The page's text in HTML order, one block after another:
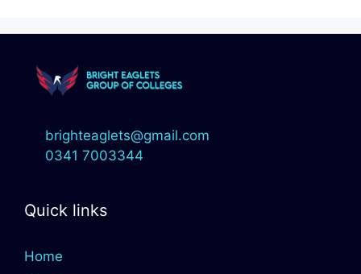
brighteaglets@gmail.com
0341 7003344
Quick links
Home